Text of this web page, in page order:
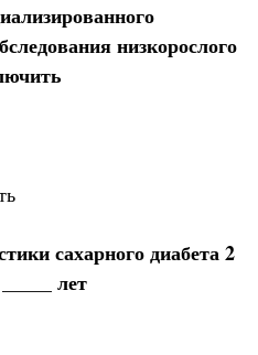
низкорослого
сахарного диабета 2
лет